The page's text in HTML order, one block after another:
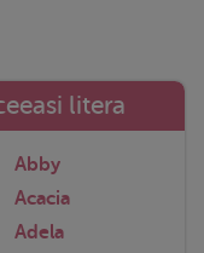
litera
Abby
Acacia
Adela